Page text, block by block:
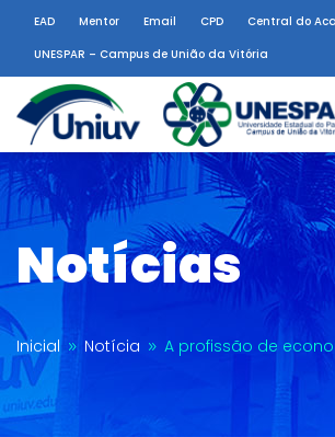
EAD Mentor Email CPD
Central do
UNESPAR – Campus de União da Vitória
Notícias
Inicial 9 Notícia 9 A profissão de